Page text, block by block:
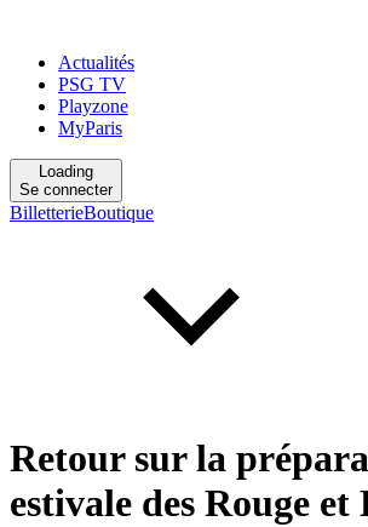
Actualités
PSG TV
Playzone
MyParis
Loading
Se connecter
BilletterieBoutique
Retour sur la
estivale des Rouge et